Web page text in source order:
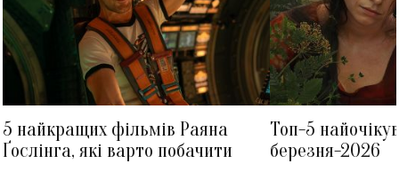
5 найкращих фільмів Раяна
Ґослінга, які варто побачити
Топ-5
березня-2026